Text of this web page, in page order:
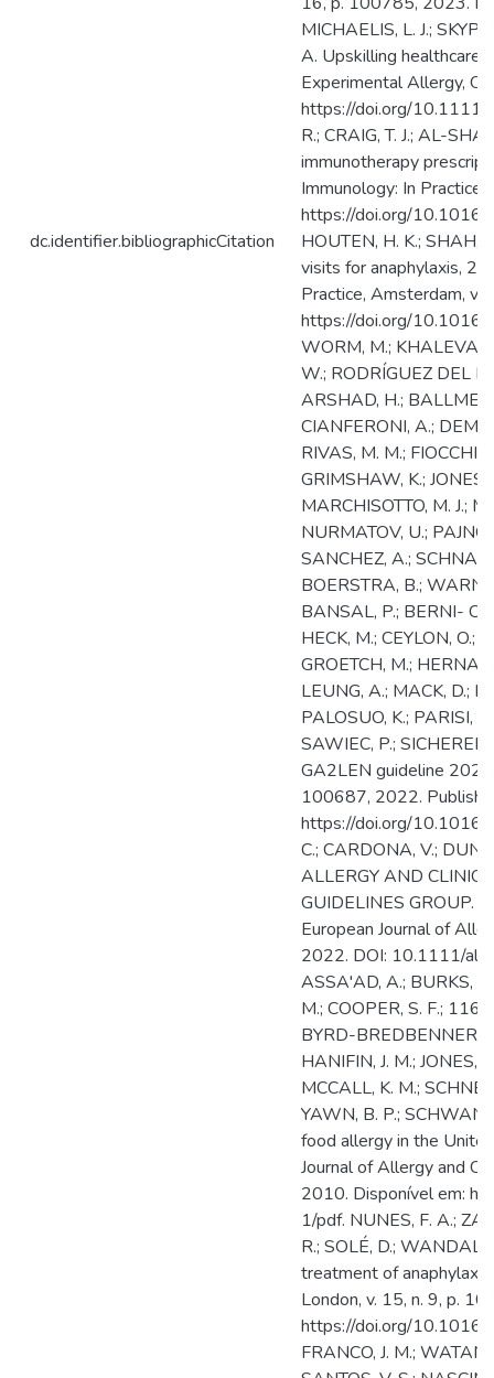
dc.identifier.bibliographicCitation